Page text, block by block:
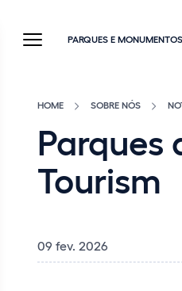
PARQUES E MONUMENTOS
HOME SOBRE NÓS
Parques
Tourism
09 fev. 2026